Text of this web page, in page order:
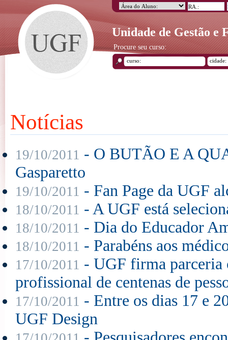
Unidade de Gestão e
Procure seu curso:
Notícias
19/10/2011 - O BUTÃO E A
Gasparetto
19/10/2011 - Fan Page da UGF
18/10/2011 - A UGF está
18/10/2011 - Dia do Educador
18/10/2011 - Parabéns aos
17/10/2011 - UGF firma parceria
profissional de centenas de
17/10/2011 - Entre os dias 17 e
UGF Design